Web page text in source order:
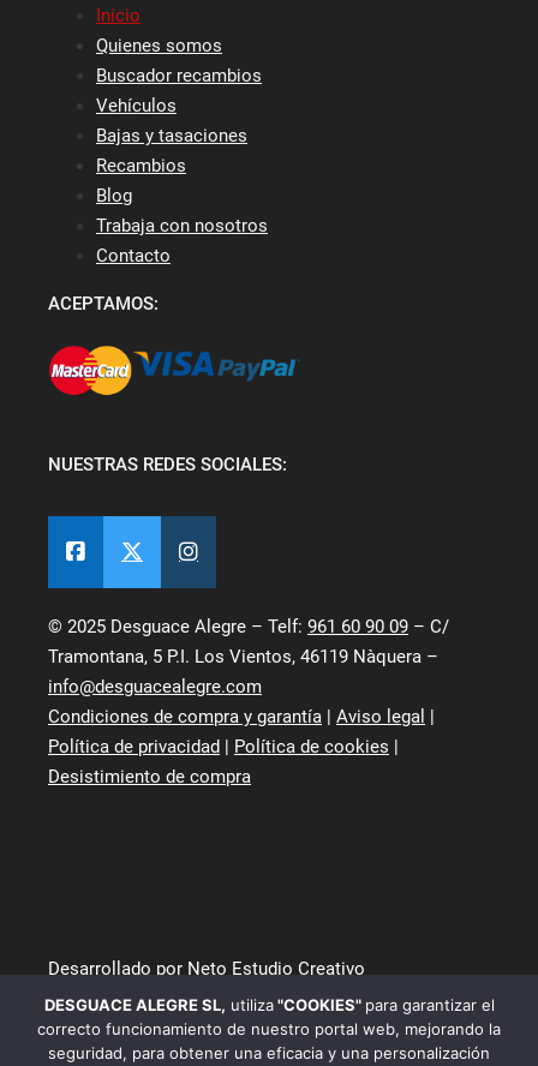
Inicio
Quienes somos
Buscador recambios
Vehículos
Bajas y tasaciones
Recambios
Blog
Trabaja con nosotros
Contacto
ACEPTAMOS:
NUESTRAS REDES SOCIALES:
© 2025 Desguace Alegre – Telf: 961 60 90 09 – C/
Tramontana, 5 P.I. Los Vientos, 46119 Nàquera –
info@desguacealegre.com
Condiciones de compra y garantía | Aviso legal |
Política de privacidad | Política de cookies |
Desistimiento de compra
Desarrollado por Neto Estudio Creativo
DESGUACE ALEGRE SL, utiliza"COOKIES" para garantizar el
correcto funcionamiento de nuestro portal web, mejorando la
seguridad, para obtener una eficacia y una personalización